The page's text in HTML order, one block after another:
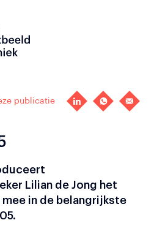
publicatie
Lilian de Jong het
in de belangrijkste